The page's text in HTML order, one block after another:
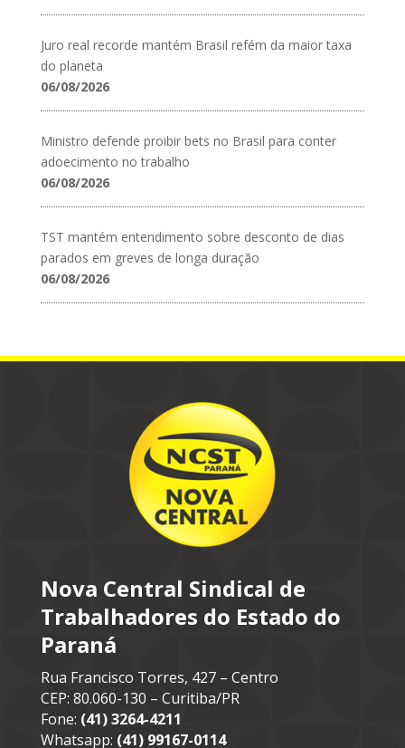
Juro real recorde mantém Brasil refém da maior taxa
do planeta
06/08/2026
Ministro defende proibir bets no Brasil para conter
adoecimento no trabalho
06/08/2026
TST mantém entendimento sobre desconto de dias
parados em greves de longa duração
06/08/2026
Nova Central Sindical de
Trabalhadores do Estado do
Paraná
Rua Francisco Torres, 427 – Centro
CEP: 80.060-130 – Curitiba/PR
Fone: (41) 3264-4211
Whatsapp: (41) 99167-0114